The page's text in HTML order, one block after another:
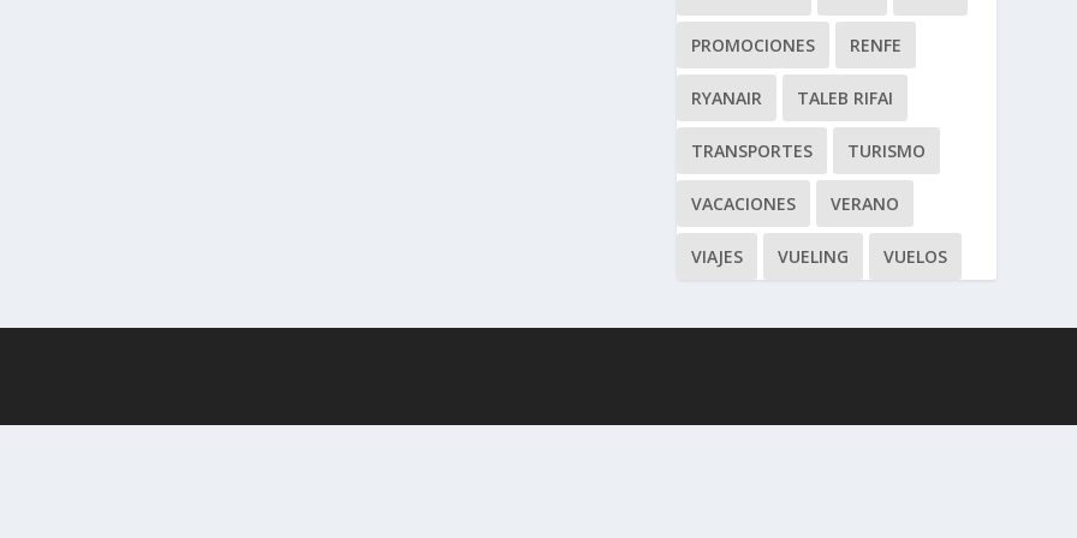
PROMOCIONES RENFE
RYANAIR TALEB RIFAI
TRANSPORTES TURISMO
VACACIONES VERANO
VIAJES VUELING VUELOS